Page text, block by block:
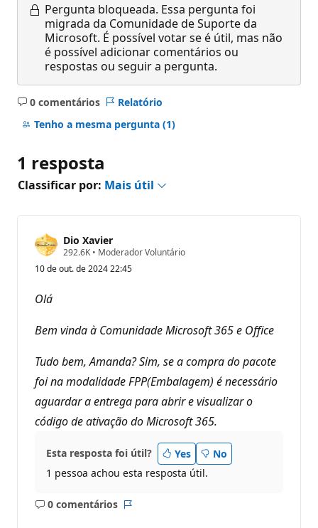
Pergunta bloqueada. Essa pergunta foi
migrada da Comunidade de Suporte da
Microsoft. É possível votar se é útil, mas não
é possível adicionar comentários ou
respostas ou seguir a pergunta.
0 comentários
Sem
comentários
Relatório
Tenho a mesma pergunta (1)
1 resposta
Classificar por: Mais útil
Dio Xavier
292.6K P
n
e
r
p
u
t
ç
o
• Moderador Voluntário
10 de out. de 2024 22:45
Olá
Bem vinda à Comunidade Microsoft 365 e Office
Tudo bem, Amanda? Sim, se a compra do pacote
foi na modalidade FPP(Embalagem) é necessário
aguardar a entrega para abrir e visualizar o
código de ativação do Microsoft 365.
Esta resposta foi útil? Yes
No
1 pessoa achou esta resposta útil.
0 comentários
Sem